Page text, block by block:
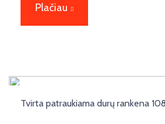
Plačiau
Tvirta patraukiama durų rankena